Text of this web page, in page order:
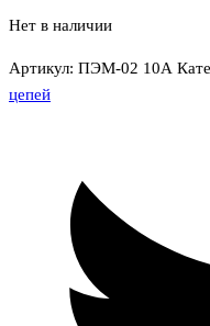
Нет в наличии
Артикул: ПЭМ-02 10А
цепей